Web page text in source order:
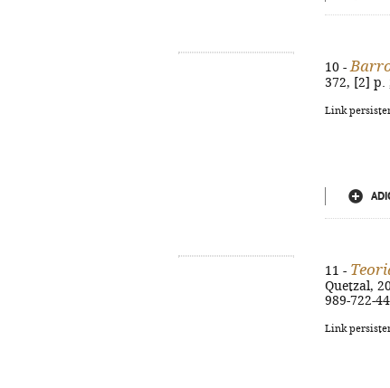
10 -
372, [2] p.
Link
11 -
Quetzal,
989-722-
Link